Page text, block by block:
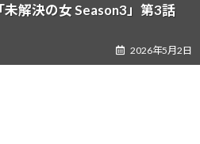
解決の女 Season3」第3話
2026年5月2日